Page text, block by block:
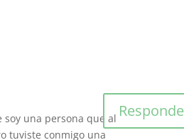
soy una persona que al
tuviste conmigo una